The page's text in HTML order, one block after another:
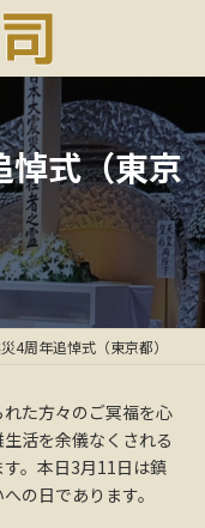
悼式（東京
4周年追悼式（東京都）
た方々のご冥福を心
活を余儀なくされる
。本日3月11日は鎮
の日であります。